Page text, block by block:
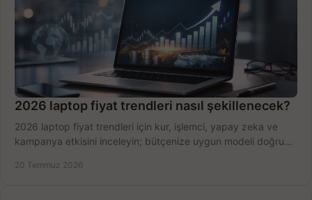
2026 laptop fiyat trendleri nasıl şekillenecek?
2026 laptop fiyat trendleri için kur, işlemci, yapay zeka ve
kampanya etkisini inceleyin; bütçenize uygun modeli doğru
20 Temmuz 2026